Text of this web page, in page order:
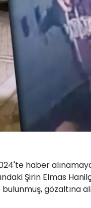
haber
Şirin Elmas
gözaltına